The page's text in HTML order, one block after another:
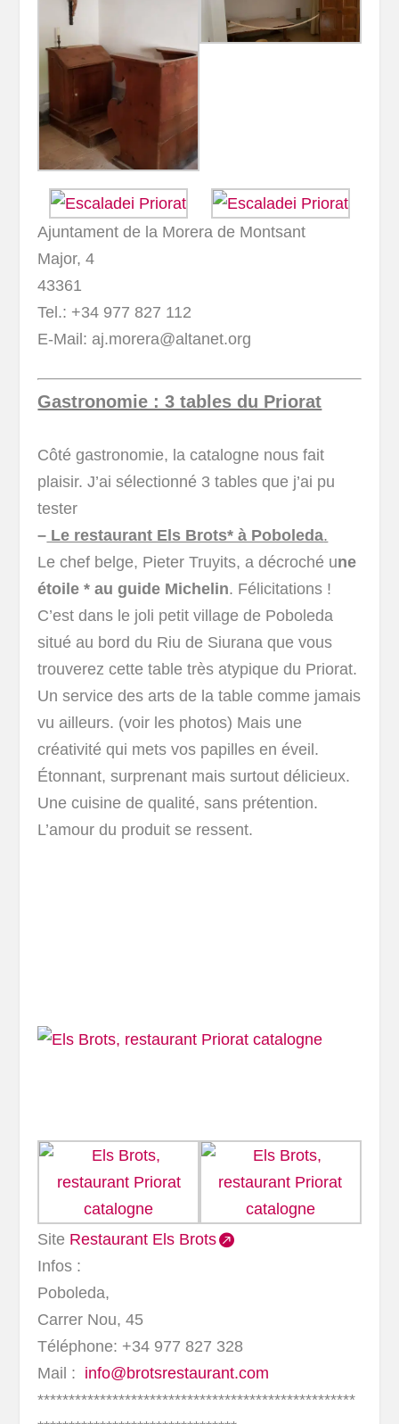
Ajuntament de la Morera de Montsant
Major, 4
43361
Tel.: +34 977 827 112
E-Mail: aj.morera@altanet.org
Gastronomie : 3 tables du Priorat
Côté gastronomie, la catalogne nous fait
plaisir. J’ai sélectionné 3 tables que j’ai pu
tester
– Le restaurant Els Brots* à Poboleda.
Le chef belge, Pieter Truyits, a décroché une
étoile * au guide Michelin. Félicitations !
C’est dans le joli petit village de Poboleda
situé au bord du Riu de Siurana que vous
trouverez cette table très atypique du Priorat.
Un service des arts de la table comme jamais
vu ailleurs. (voir les photos) Mais une
créativité qui mets vos papilles en éveil.
Étonnant, surprenant mais surtout délicieux.
Une cuisine de qualité, sans prétention.
L’amour du produit se ressent.
Site Restaurant Els Brots
Infos :
Poboleda,
Carrer Nou, 45
Téléphone: +34 977 827 328
Mail : info@brotsrestaurant.com
***************************************************